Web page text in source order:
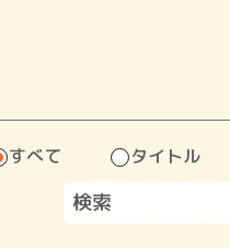
すべて タイトル